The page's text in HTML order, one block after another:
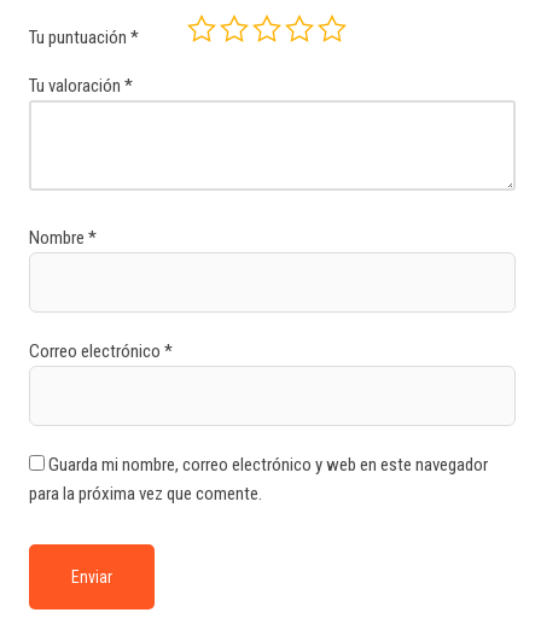
Tu puntuación *
Tu valoración *
Nombre *
Correo electrónico *
Guarda mi nombre, correo electrónico y web en este navegador
para la próxima vez que comente.